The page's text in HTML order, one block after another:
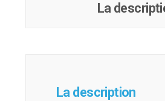
La
La description